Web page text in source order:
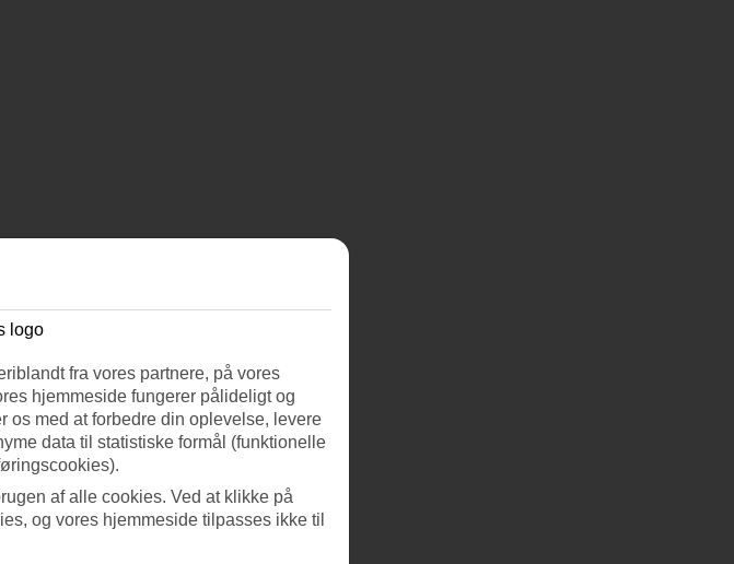
fra vores partnere, på vores
hjemmeside fungerer pålideligt og
med at forbedre din oplevelse, levere
data til statistiske formål (funktionelle
af alle cookies. Ved at klikke på
og vores hjemmeside tilpasses ikke til